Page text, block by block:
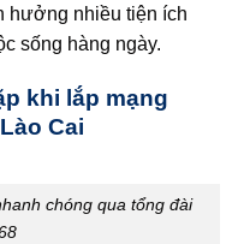
hưởng nhiều tiện ích
sống hàng ngày.
khi lắp mạng
Cai
chóng qua tổng đài